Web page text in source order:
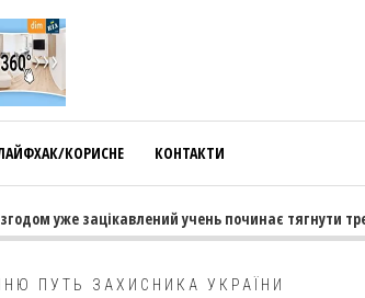
КОРИСНЕ КОНТАКТИ
уже зацікавлений учень починає тягнути тренера»
ПУТЬ ЗАХИСНИКА УКРАЇНИ